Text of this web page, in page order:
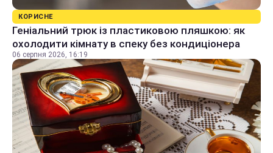
КОРИСНЕ
Геніальний трюк із пластиковою пляшкою: як
охолодити кімнату в спеку без кондиціонера
06 серпня 2026, 16:19